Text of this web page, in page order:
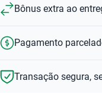
Bônus extra ao
Pagamento
Transação segura,